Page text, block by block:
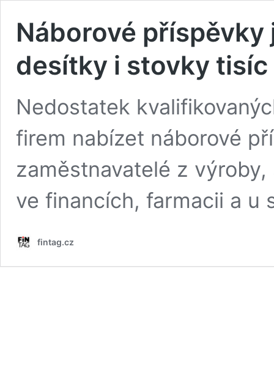
Náborové
desítky i stovky tisíc
Nedostatek
firem nabízet náborové
zaměstnavatelé z
ve financích, farmacii a
fintag.cz